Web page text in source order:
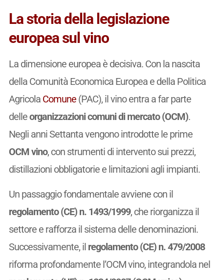
La storia della legislazione
europea sul vino
La dimensione europea è decisiva. Con la nascita
della Comunità Economica Europea e della Politica
Agricola Comune(PAC), il vino entra a far parte
delleorganizzazioni comuni di mercato (OCM).
Negli anni Settanta vengono introdotte le prime
OCM vino, con strumenti di intervento sui prezzi,
distillazioni obbligatorie e limitazioni agli impianti.
Un passaggio fondamentale avviene con il
regolamento (CE) n. 1493/1999, che riorganizza il
settore e rafforza il sistema delle denominazioni.
Successivamente, il regolamento (CE) n. 479/2008
riforma profondamente l’OCM vino, integrandola nel